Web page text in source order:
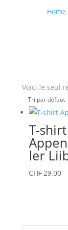
Home
Voici le seul
T-shirt
ler
CHF29.00